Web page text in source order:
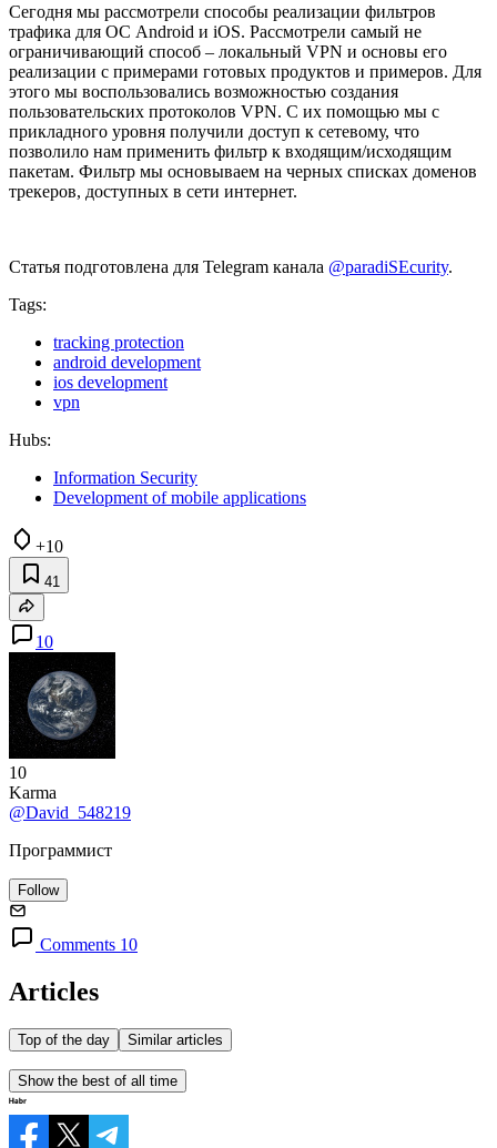
Сегодня мы рассмотрели способы реализации фильтров
трафика для ОС Android и iOS. Рассмотрели самый не
ограничивающий способ – локальный VPN и основы его
реализации с примерами готовых продуктов и примеров. Для
этого мы воспользовались возможностью создания
пользовательских протоколов VPN. С их помощью мы с
прикладного уровня получили доступ к сетевому, что
позволило нам применить фильтр к входящим/исходящим
пакетам. Фильтр мы основываем на черных списках доменов
трекеров, доступных в сети интернет.
Статья подготовлена для Telegram канала @paradiSEcurity.
Tags:
tracking protection
android development
ios development
vpn
Hubs:
Information Security
Development of mobile applications
+10
41
10
10
Karma
@David_548219
Программист
Follow
Comments 10
Articles
Top of the day Similar articles
Show the best of all time